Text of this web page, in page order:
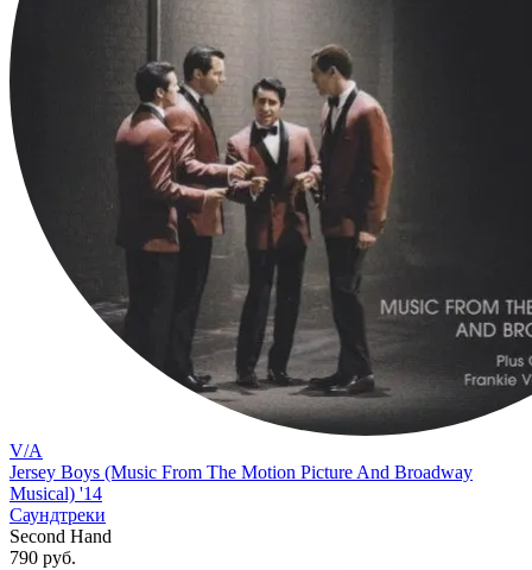
V/A
Jersey Boys (Music From The Motion Picture And Broadway
Musical) '14
Саундтреки
Second Hand
790 руб.